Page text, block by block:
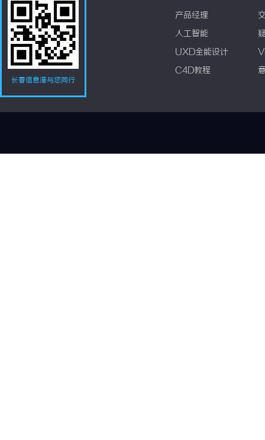
长春信息港与您同行
产品经理
人工智能
UXD全能设计
C4D教程